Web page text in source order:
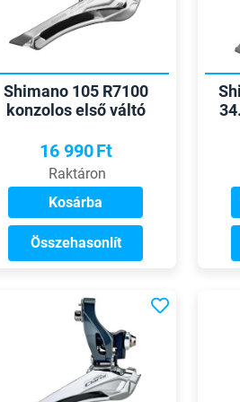
Shimano 105 R7100
konzolos első váltó
16 990Ft
Raktáron
Kosárba
Összehasonlít